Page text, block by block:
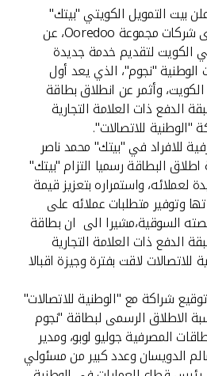
الآلي
11 مارس 2014: اعلن بيت التمويل الكويتي "بيتك"
و"الوطنية للاتصالات"، احدى شركات مجموعة Ooredoo، عن
الكويت لتقديم خدمة جديدة
الوطنية "نجوم"، الذي يعد أول
وأثمر عن انطلاق بطاقة
الدفع ذات العلامة التجارية
"الوطنية للاتصالات".
للافراد في "بيتك" محمد ناصر
البطاقة رسميا التزام "بيتك"
لعملائه، واستمراره بتعزيز قيمة
وتوفير متطلبات عملائه على
السوقية،مشيرا الى ان بطاقة
الدفع ذات العلامة التجارية
لاقت بفترة وجيزة اقبالا
شراكة مع "الوطنية للاتصالات"
الاطلاق الرسمى لبطاقة "نجوم
المصرفية جوليو لوبو، ومدير
الدويسان وعدد كبير من مسئولي